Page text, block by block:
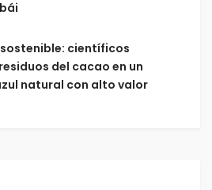
científicos
del cacao en un
natural con alto valor